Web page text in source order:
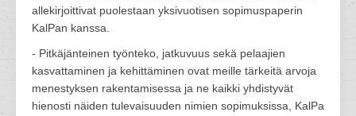
allekirjoittivat puolestaan yksivuotisen sopimuspaperin
KalPan kanssa.
- Pitkäjänteinen työnteko, jatkuvuus sekä pelaajien
kasvattaminen ja kehittäminen ovat meille tärkeitä arvoja
menestyksen rakentamisessa ja ne kaikki yhdistyvät
hienosti näiden tulevaisuuden nimien sopimuksissa, KalPa